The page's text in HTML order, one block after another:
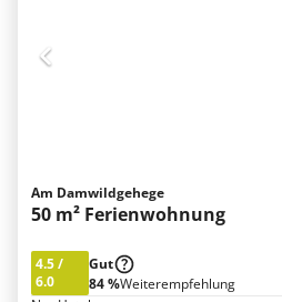
Am Damwildgehege
50 m² Ferienwohnung
4.5/
6.0
Gut
84 %Weiterempfehlung